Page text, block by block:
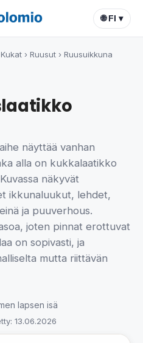
🌐 FI ▾
Kukat › Ruusut › Ruusuikkuna
näyttää vanhan
alla on kukkalaatikko
näkyvät
ikkunaluukut, lehdet,
ja puuverhous.
joten pinnat erottuvat
on sopivasti, ja
mutta riittävän
lapsen isä
13.06.2026